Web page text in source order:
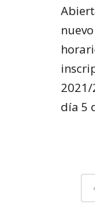
día 5